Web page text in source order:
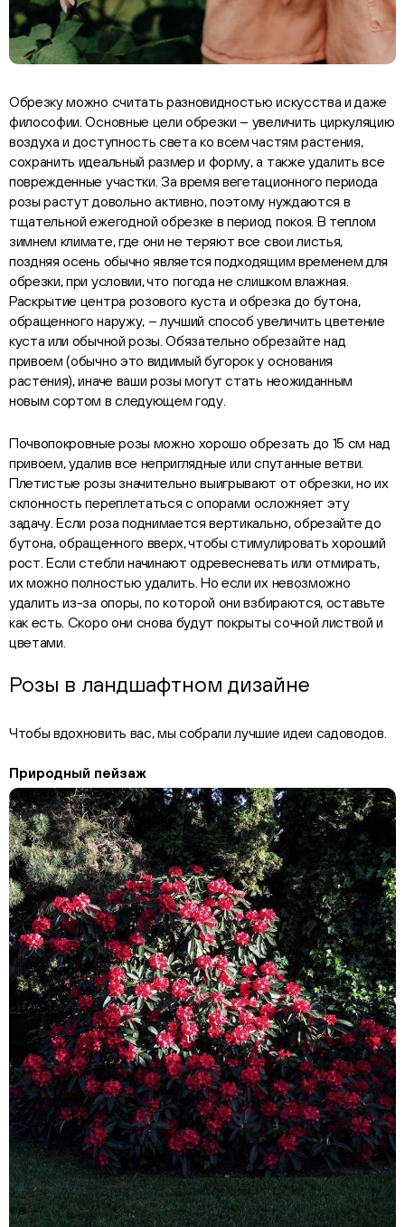
Обрезку можно считать разновидностью искусства и даже
философии. Основные цели обрезки – увеличить циркуляцию
воздуха и доступность света ко всем частям растения,
сохранить идеальный размер и форму, а также удалить все
поврежденные участки. За время вегетационного периода
розы растут довольно активно, поэтому нуждаются в
тщательной ежегодной обрезке в период покоя. В теплом
зимнем климате, где они не теряют все свои листья,
поздняя осень обычно является подходящим временем для
обрезки, при условии, что погода не слишком влажная.
Раскрытие центра розового куста и обрезка до бутона,
обращенного наружу, – лучший способ увеличить цветение
куста или обычной розы. Обязательно обрезайте над
привоем (обычно это видимый бугорок у основания
растения), иначе ваши розы могут стать неожиданным
новым сортом в следующем году.
Почвопокровные розы можно хорошо обрезать до 15 см над
привоем, удалив все неприглядные или спутанные ветви.
Плетистые розы значительно выигрывают от обрезки, но их
склонность переплетаться с опорами осложняет эту
задачу. Если роза поднимается вертикально, обрезайте до
бутона, обращенного вверх, чтобы стимулировать хороший
рост. Если стебли начинают одревесневать или отмирать,
их можно полностью удалить. Но если их невозможно
удалить из-за опоры, по которой они взбираются, оставьте
как есть. Скоро они снова будут покрыты сочной листвой и
цветами.
Розы в ландшафтном дизайне
Чтобы вдохновить вас, мы собрали лучшие идеи садоводов.
Природный пейзаж